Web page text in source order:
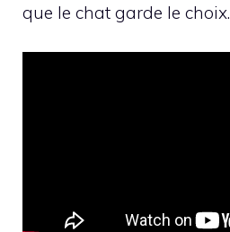
que le chat garde le choix.